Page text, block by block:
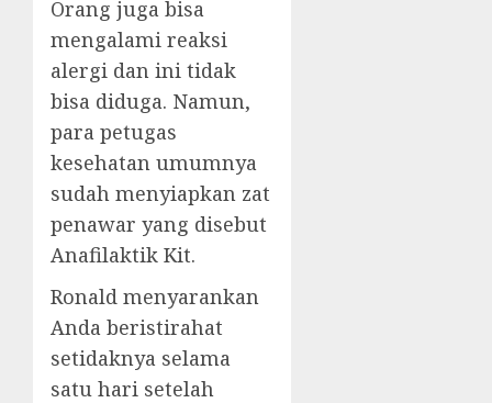
Orang juga bisa
mengalami reaksi
alergi dan ini tidak
bisa diduga. Namun,
para petugas
kesehatan umumnya
sudah menyiapkan zat
penawar yang disebut
Anafilaktik Kit.
Ronald menyarankan
Anda beristirahat
setidaknya selama
satu hari setelah